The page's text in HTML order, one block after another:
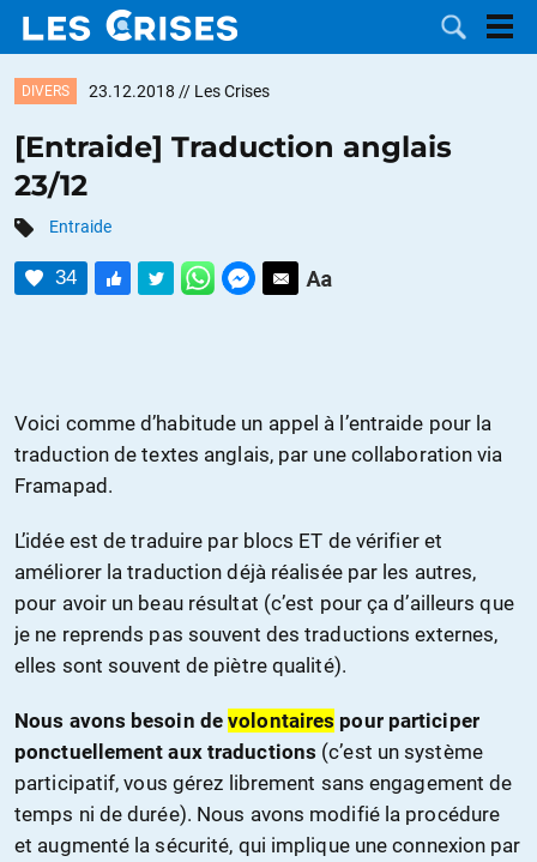
DOSSIERS
CATÉGORIES
CONTACTER
FAIRE UN
DIVERS 23.12.2018 // Les Crises
[Entraide] Traduction anglais
23/12
Entraide
34
Voici comme d’habitude un appel à l’entraide pour la
traduction de textes anglais, par une collaboration via
Framapad.
L’idée est de traduire par blocs ET de vérifier et
améliorer la traduction déjà réalisée par les autres,
pour avoir un beau résultat (c’est pour ça d’ailleurs que
je ne reprends pas souvent des traductions externes,
elles sont souvent de piètre qualité).
Nous avons besoin devolontaires pour participer
ponctuellement aux traductions (c’est un système
participatif, vous gérez librement sans engagement de
temps ni de durée). Nous avons modifié la procédure
et augmenté la sécurité, qui implique une connexion par